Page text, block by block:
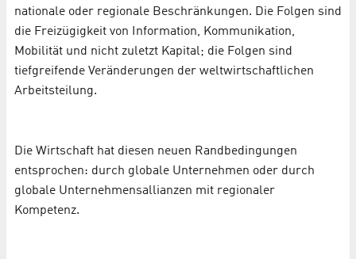
nationale oder regionale Beschränkungen. Die Folgen sind
die Freizü­gig­keit von Information, Kommunikation,
Mobilität und nicht zuletzt Kapital; die Folgen sind
tiefgreifende Veränderungen der weltwirtschaftlichen
Arbeitsteilung.
Die Wirtschaft hat diesen neuen Randbedingungen
entsprochen: durch globale Unter­nehmen oder durch
globale Unternehmensallianzen mit regionaler
Kompetenz.